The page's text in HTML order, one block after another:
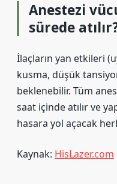
Anestezi
sürede
İlaçların yan etkileri
kusma, düşük
beklenebilir. Tüm
saat içinde atılır ve
hasara yol açacak
Kaynak: HisLazer.com